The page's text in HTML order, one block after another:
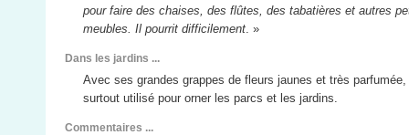
pour faire des chaises, des flûtes, des tabatières et autres
meubles. Il pourrit difficilement. »
Dans les jardins ...
Avec ses grandes grappes de fleurs jaunes et très
surtout utilisé pour orner les parcs et les jardins.
Commentaires ...